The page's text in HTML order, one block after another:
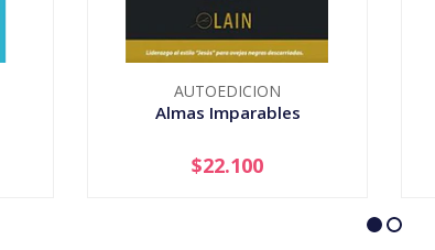
AUTOEDICION
Almas Imparables
+
$22.100